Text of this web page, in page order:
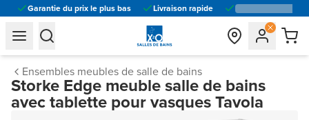
Garantie du prix le plus bas Livraison rapide
general.navigation.toggle_menu.label
general.navigation.toggle_menu.label
Ensembles meubles de salle de bains
Storke Edge meuble salle de bains
avec tablette pour vasques Tavola